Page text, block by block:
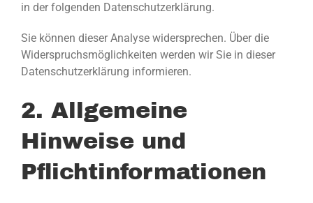
in der folgenden Datenschutzerklärung.
Sie können dieser Analyse widersprechen. Über die
Widerspruchsmöglichkeiten werden wir Sie in dieser
Datenschutzerklärung informieren.
2. Allgemeine
Hinweise und
Pflichtinformationen